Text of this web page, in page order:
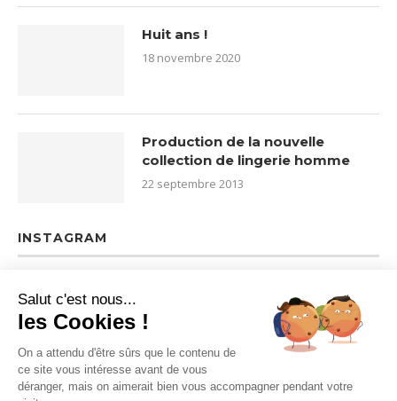
Huit ans !
18 novembre 2020
Production de la nouvelle
collection de lingerie homme
22 septembre 2013
INSTAGRAM
Salut c'est nous...
les Cookies !
On a attendu d'être sûrs que le contenu de
ce site vous intéresse avant de vous
déranger, mais on aimerait bien vous accompagner pendant votre